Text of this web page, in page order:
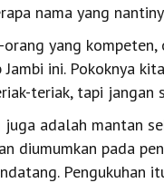
nama yang
yang
ini. Pokoknya
teriak, tapi jangan
adalah mantan
diumumkan pada
Pengukuhan